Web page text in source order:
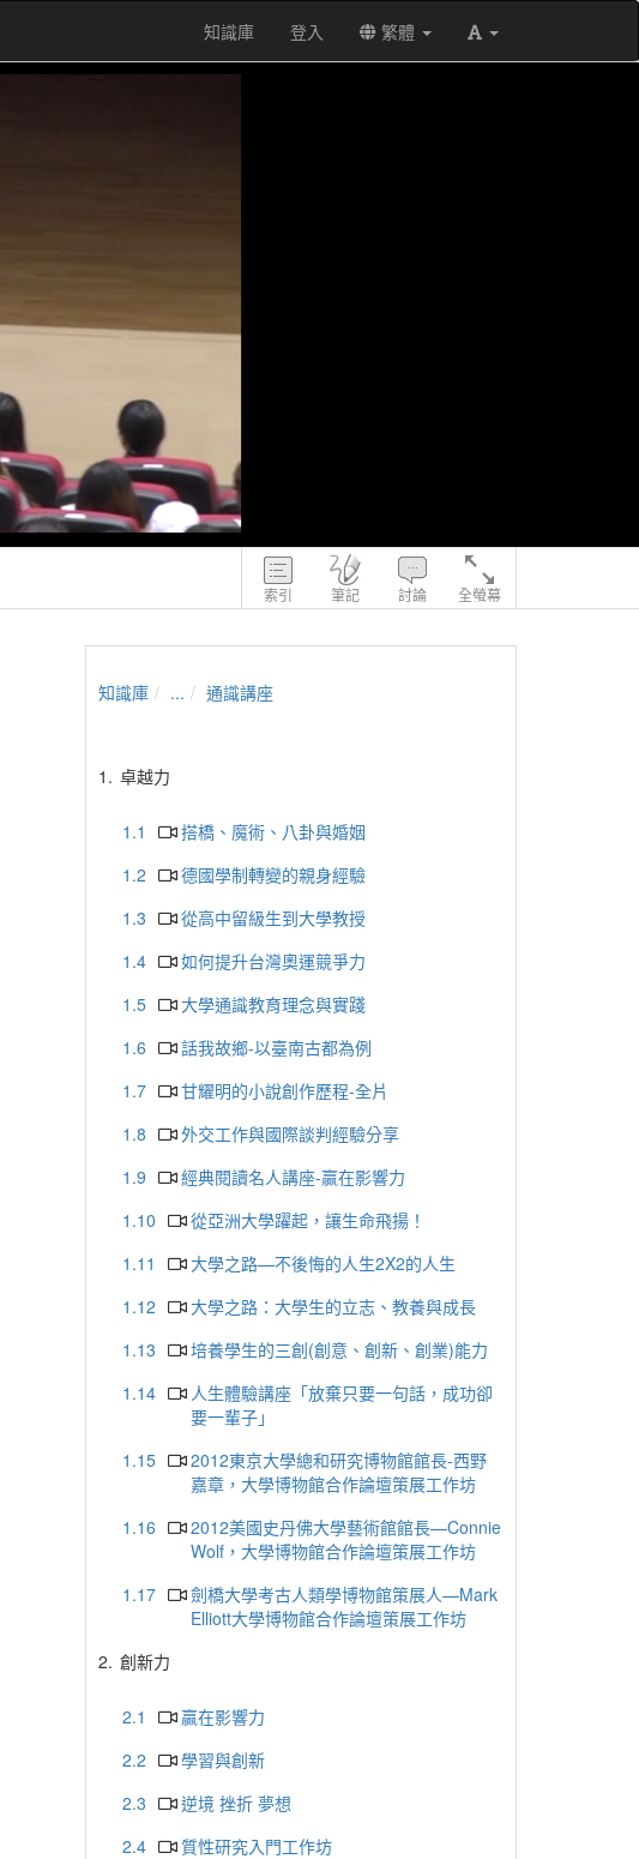
知識庫 登入 繁體
索引 筆記 討論 全螢幕
知識庫 ... 通識講座
1. 卓越力
1.1
搭橋、魔術、八卦與婚姻
1.2
德國學制轉變的親身經驗
1.3
從高中留級生到大學教授
1.4
如何提升台灣奧運競爭力
1.5
大學通識教育理念與實踐
1.6
話我故鄉-以臺南古都為例
1.7
甘耀明的小說創作歷程-全片
1.8
外交工作與國際談判經驗分享
1.9
經典閱讀名人講座-贏在影響力
1.10
從亞洲大學躍起，讓生命飛揚！
1.11
大學之路—不後悔的人生2X2的人生
1.12
大學之路：大學生的立志、教養與成長
1.13
培養學生的三創(創意、創新、創業)能力
1.14
人生體驗講座「放棄只要一句話，成功卻
要一輩子」
1.15
2012東京大學總和研究博物館館長-西野
嘉章，大學博物館合作論壇策展工作坊
1.16
2012美國史丹佛大學藝術館館長—Connie
Wolf，大學博物館合作論壇策展工作坊
1.17
劍橋大學考古人類學博物館策展人—Mark
Elliott大學博物館合作論壇策展工作坊
2. 創新力
2.1
贏在影響力
2.2
學習與創新
2.3
逆境 挫折 夢想
2.4
質性研究入門工作坊